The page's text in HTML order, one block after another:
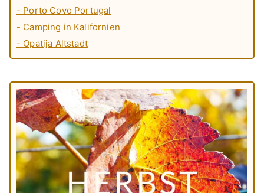
- Porto Covo Portugal
- Camping in Kalifornien
- Opatija Altstadt